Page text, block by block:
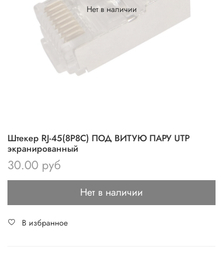
Нет в наличии
Штекер RJ-45(8P8C) ПОД ВИТУЮ ПАРУ UTP
экранированный
30.00 руб
Нет в наличии
В избранное